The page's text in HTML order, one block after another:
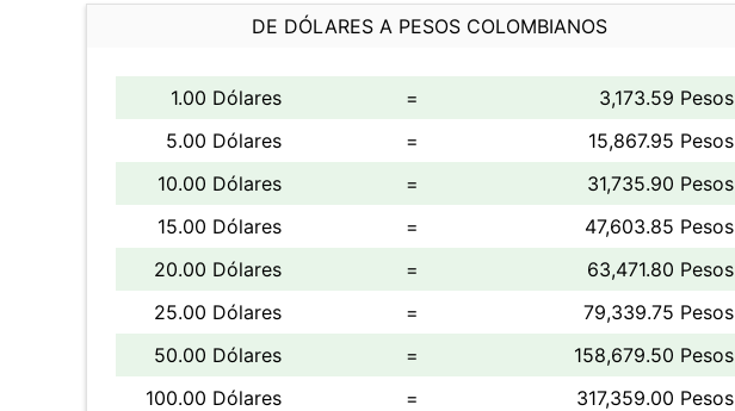
DE DÓLARES A PESOS COLOMBIANOS
1.00 Dólares =
3,173.59 Pesos
5.00 Dólares
=
15,867.95 Pesos
10.00 Dólares
=
31,735.90 Pesos
15.00 Dólares
=
47,603.85 Pesos
20.00 Dólares
=
63,471.80 Pesos
25.00 Dólares
=
79,339.75 Pesos
50.00 Dólares
=
158,679.50 Pesos
100.00 Dólares
=
317,359.00 Pesos